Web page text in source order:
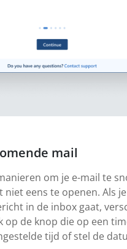
mail
om je e-mail te
niet eens te openen. Als
in de inbox gaat,
op de knop die op een
tijd of stel de